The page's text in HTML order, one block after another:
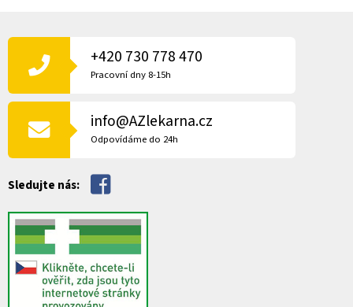
Á
T
+420 730 778 470
Pracovní dny 8-15h
info@AZlekarna.cz
Odpovídáme do 24h
Sledujte nás: